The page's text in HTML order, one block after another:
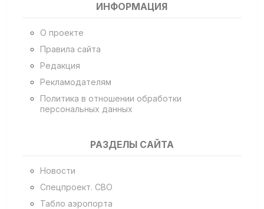
ИНФОРМАЦИЯ
О проекте
Правила сайта
Редакция
Рекламодателям
Политика в отношении обработки
персональных данных
РАЗДЕЛЫ САЙТА
Новости
Спецпроект. СВО
Табло аэропорта